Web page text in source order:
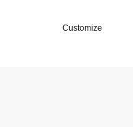
Customize